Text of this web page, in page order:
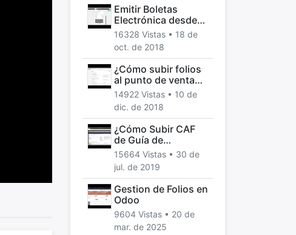
Emitir Boletas
Electrónica desde
Punto de ventas
Odoo
16328 Vistas • 18 de
oct. de 2018
¿Cómo subir folios
al punto de venta
de Odoo, Chile?
14922 Vistas • 10 de
dic. de 2018
¿Cómo Subir CAF
de Guía de
despacho a Odoo?
15664 Vistas • 30 de
jul. de 2019
Gestion de Folios en
Odoo
9604 Vistas • 20 de
mar. de 2025